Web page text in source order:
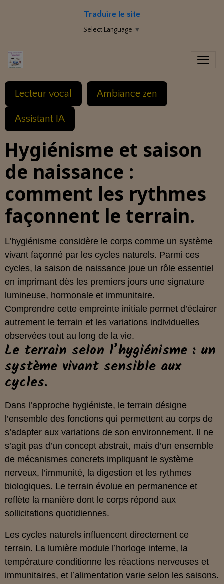
Traduire le site
Select Language ▼
Lecteur vocal Ambiance zen
Assistant IA
Hygiénisme et saison
de naissance :
comment les rythmes
façonnent le terrain.
L’hygiénisme considère le corps comme un système
vivant façonné par les cycles naturels. Parmi ces
cycles, la saison de naissance joue un rôle essentiel
en imprimant dès les premiers jours une signature
lumineuse, hormonale et immunitaire.
Comprendre cette empreinte initiale permet d’éclairer
autrement le terrain et les variations individuelles
observées tout au long de la vie.
Le terrain selon l’hygiénisme : un
système vivant sensible aux
cycles.
Dans l’approche hygiéniste, le terrain désigne
l’ensemble des fonctions qui permettent au corps de
s’adapter aux variations de son environnement. Il ne
s’agit pas d’un concept abstrait, mais d’un ensemble
de mécanismes concrets impliquant le système
nerveux, l’immunité, la digestion et les rythmes
biologiques. Le terrain évolue en permanence et
reflète la manière dont le corps répond aux
sollicitations quotidiennes.
Les cycles naturels influencent directement ce
terrain. La lumière module l’horloge interne, la
température conditionne les réactions nerveuses et
immunitaires, et l’alimentation varie selon les saisons.